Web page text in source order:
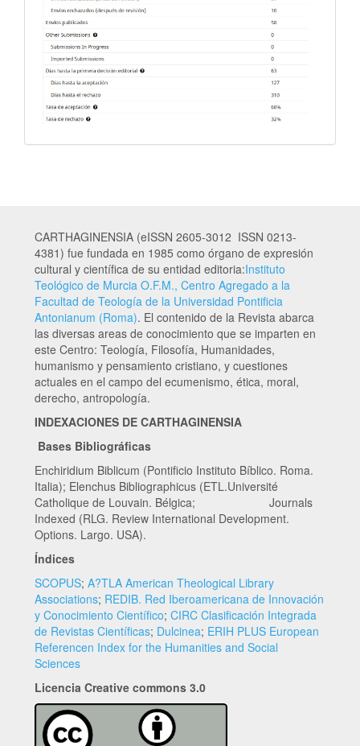
CARTHAGINENSIA (eISSN 2605-3012 ISSN 0213-
4381) fue fundada en 1985 como órgano de expresión
cultural y científica de su entidad editoria:Instituto
Teológico de Murcia O.F.M., Centro Agregado a la
Facultad de Teología de la Universidad Pontificia
Antonianum (Roma). El contenido de la Revista abarca
las diversas areas de conocimiento que se imparten en
este Centro: Teología, Filosofía, Humanidades,
humanismo y pensamiento cristiano, y cuestiones
actuales en el campo del ecumenismo, ética, moral,
derecho, antropología.
INDEXACIONES DE CARTHAGINENSIA
Bases Bibliográficas
Enchiridium Biblicum (Pontificio Instituto Bíblico. Roma.
Italia); Elenchus Bibliographicus (ETL.Université
Catholique de Louvain. Bélgica; Journals
Indexed (RLG. Review International Development.
Options. Largo. USA).
Índices
SCOPUS; A?TLA American Theological Library
Associations; REDIB. Red Iberoamericana de Innovación
y Conocimiento Científico; CIRC Clasificación Integrada
de Revistas Científicas; Dulcinea; ERIH PLUS European
Referencen Index for the Humanities and Social
Sciences
Licencia Creative commons 3.0